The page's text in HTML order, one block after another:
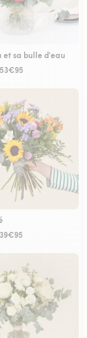
et sa bulle d'eau
53€95
39€95